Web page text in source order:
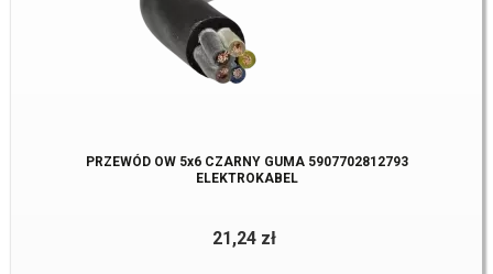
PRZEWÓD OW 5x6 CZARNY GUMA 5907702812793
ELEKTROKABEL
21,24 zł